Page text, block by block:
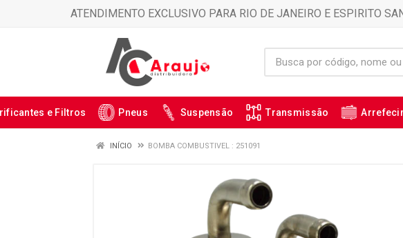
ATENDIMENTO EXCLUSIVO PARA RIO DE JANEIRO E ESPIRITO
e Filtros Pneus Suspensão Transmissão
INÍCIO BOMBA COMBUSTIVEL : 251091